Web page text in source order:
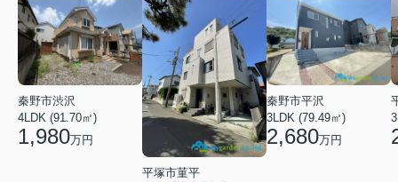
秦野市渋沢
4LDK (91.70㎡)
1,980万円
平塚市菫平
秦野市平沢
3LDK (79.49㎡)
2,680万円